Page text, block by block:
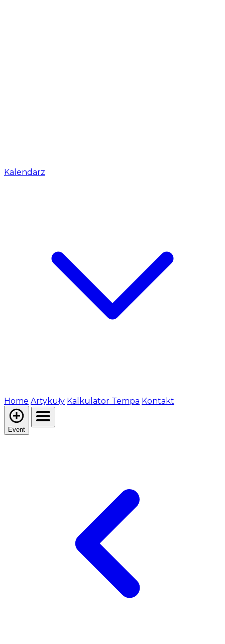
Kalendarz
Home Artykuły Kalkulator Tempa Kontakt
Event